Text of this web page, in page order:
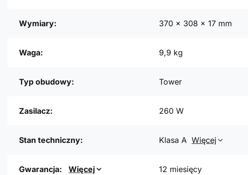
Wymiary: 370 x 308 x 17 mm
Waga: 9,9 kg
Typ obudowy: Tower
Zasilacz: 260 W
Stan techniczny: Klasa A Więcej
Gwarancja: Więcej 12 miesięcy